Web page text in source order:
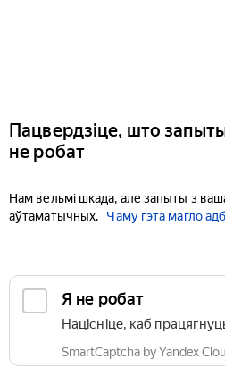
Пацвердзіце, што
не робат
Нам вельмі шкада, але запыты з
аўтаматычных.
Чаму гэта магло
Я не робат
Націсніце, каб
SmartCaptcha by Yandex